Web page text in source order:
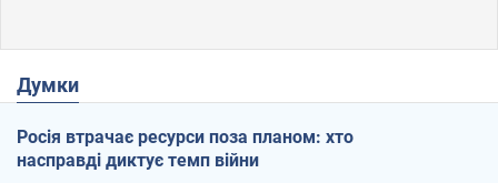
Думки
Росія втрачає ресурси поза планом: хто
насправді диктує темп війни